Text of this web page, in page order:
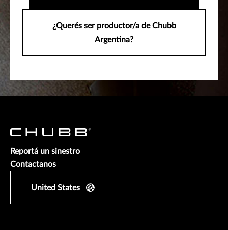
¿Querés ser productor/a de Chubb
Argentina?
Reportá un sinestro
Contactanos
United States